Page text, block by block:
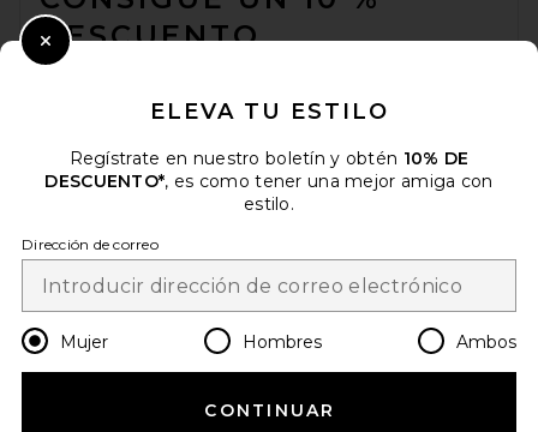
DESCUENTO
electrónico. Puede retirarse en cualquier momento.
Email Address
Change Country Regions
es USD
¡AYÚDANOS A MEJORAR!
ELEVA TU ESTILO
Regístrate en nuestro boletín y obtén 10% DE
DESCUENTO*, es como tener una mejor amiga con
estilo.
Dirección de correo
Mujer Hombres Ambos
CONTINUAR
Close Modal